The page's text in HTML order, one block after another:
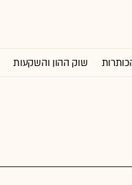
שוק ההון והשקעות